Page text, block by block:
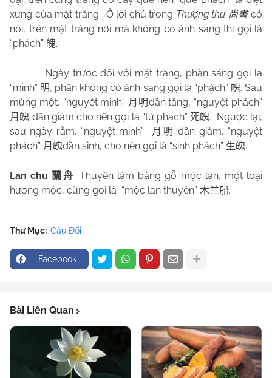
xưng của mặt trăng. Ở lời chú trong Thượng thư 尚書có
nói, trên mặt trăng nơi mà không có ánh sáng thì gọi là
“phách” 魄.
Ngày trước đối với mặt trăng, phần sáng gọi là
“minh” 明, phần không có ánh sáng gọi là “phách” 魄. Sau
mùng một, “nguyệt minh” 月明dần tăng, “nguyệt phách”
月魄 dần giảm cho nên gọi là “tử phách”死魄. Ngược lại,
sau ngày rằm, “nguyệt minh”
月明 dần giảm, “nguyệt
phách” 月魄dần sinh, cho nên gọi là “sinh phách” 生魄.
Lan chu 蘭舟: Thuyền làm bằng gỗ mộc lan, một loại
hương mộc, cũng gọi là “mộc lan thuyền” 木兰船.
Thư Mục: Câu Đối
Facebook
Bài Liên Quan